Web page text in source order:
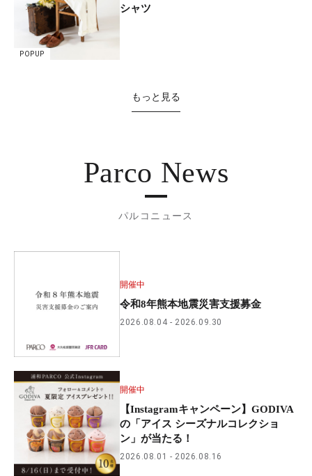
POPUP
シャツ
もっと見る
Parco News
パルコニュース
開催中
令和8年熊本地震災害支援募金
2026.08.04 2026.09.30
開催中
【Instagramキャンペーン】GODIVA
の「アイス シーズナルコレクショ
ン」が当たる！
2026.08.01 2026.08.16